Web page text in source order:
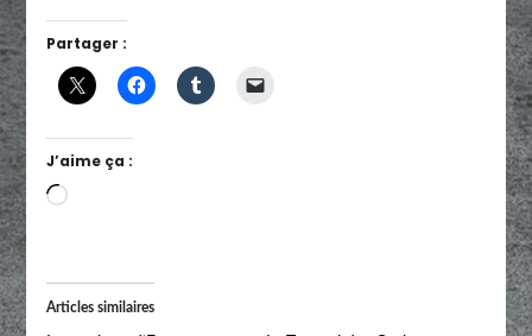
Partager :
J’aime ça :
Chargement…
Articles similaires